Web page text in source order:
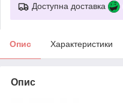
Доступна доставка
Опис Характеристики
Опис